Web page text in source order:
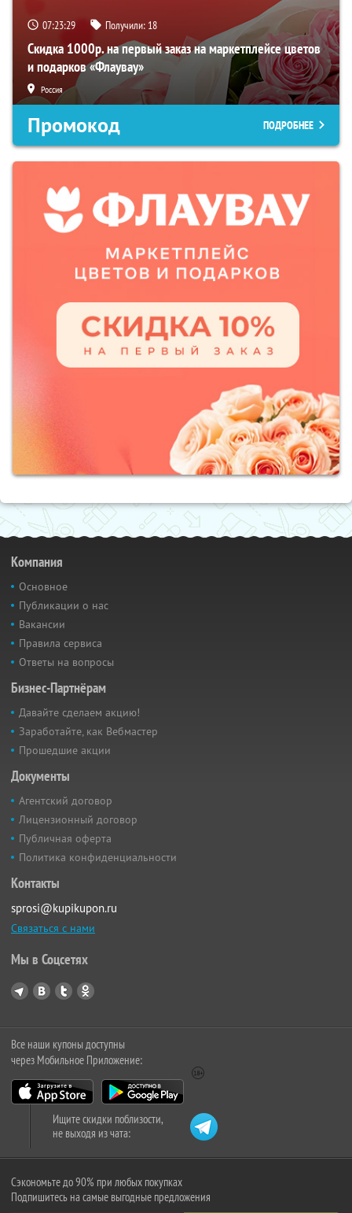
07:23:28 Получили: 18
Скидка 1000р. на первый заказ на маркетплейсе цветов
и подарков «Флаувау»
Россия
Промокод ПОДРОБНЕЕ
Компания
Основное
Публикации о нас
Вакансии
Правила сервиса
Ответы на вопросы
Бизнес-Партнёрам
Давайте сделаем акцию!
Заработайте, как Вебмастер
Прошедшие акции
Документы
Агентский договор
Лицензионный договор
Публичная оферта
Политика конфиденциальности
Контакты
sprosi@kupikupon.ru
Связаться с нами
Мы в Соцсетях
Все наши купоны доступны
через Мобильное Приложение:
Ищите скидки поблизости,
не выходя из чата:
Сэкономьте до 90% при любых покупках
Подпишитесь на самые выгодные предложения